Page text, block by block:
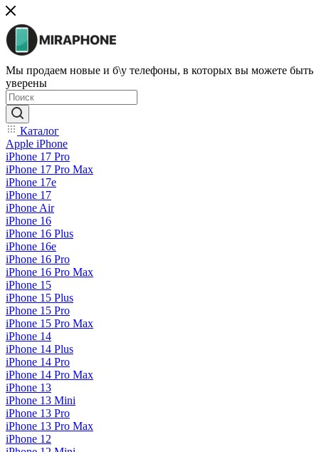
Мы продаем новые и б\у телефоны, в которых вы можете быть
уверены
Каталог
Apple iPhone
iPhone 17 Pro
iPhone 17 Pro Max
iPhone 17e
iPhone 17
iPhone Air
iPhone 16
iPhone 16 Plus
iPhone 16e
iPhone 16 Pro
iPhone 16 Pro Max
iPhone 15
iPhone 15 Plus
iPhone 15 Pro
iPhone 15 Pro Max
iPhone 14
iPhone 14 Plus
iPhone 14 Pro
iPhone 14 Pro Max
iPhone 13
iPhone 13 Mini
iPhone 13 Pro
iPhone 13 Pro Max
iPhone 12